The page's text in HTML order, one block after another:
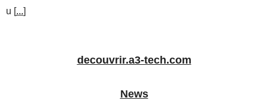
u [...]
decouvrir.a3-tech.com
News